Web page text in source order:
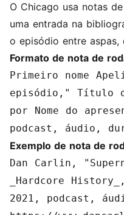
O Chicago usa notas
uma entrada na
o episódio entre aspas,
Formato de nota de
Primeiro nome
episódio," Título
por Nome do
podcast, áudio,
Exemplo de nota de
Dan Carlin,
_Hardcore
2021, podcast,